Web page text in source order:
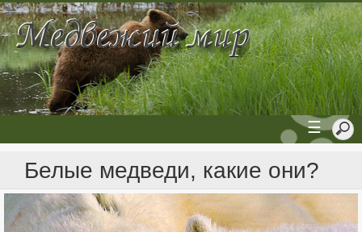
☰
Белые медведи, какие они?